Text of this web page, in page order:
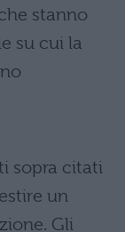
stanno
su cui la
sopra citati
un
Gli